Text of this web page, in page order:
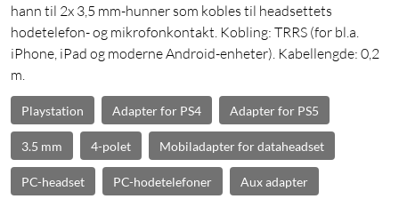
hann til 2x 3,5 mm-hunner som kobles til headsettets
hodetelefon- og mikrofonkontakt. Kobling: TRRS (for bl.a.
iPhone, iPad og moderne Android-enheter). Kabellengde: 0,2
m.
Playstation Adapter for PS4 Adapter for PS5
3.5 mm 4-polet Mobiladapter for dataheadset
PC-headset PC-hodetelefoner Aux adapter